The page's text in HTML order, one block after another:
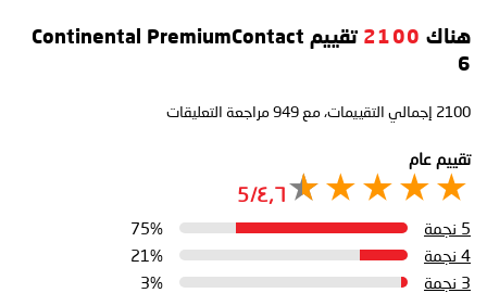
هناك 2100
تقييم Continental PremiumContact
6
2100 إجمالي التقييمات، مع 949 مراجعة التعليقات
تقييم عام
٤٫٦/5
5 نجمة
75%
4 نجمة
21%
3 نجمة
3%